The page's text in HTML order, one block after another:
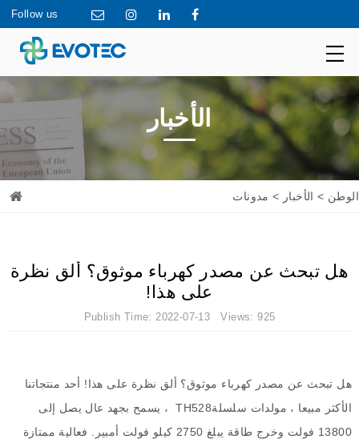
Follow us
الأخبار
الوطن > الأخبار > مدونات
هل تبحث عن مصدر كهرباء موثوق؟ ألق نظرة
على هذا!
Publish Time: 2022-07-13 Views: 925
هل تبحث عن مصدر كهرباء موثوق؟ ألق نظرة على هذا! أحد منتجاتنا
الأكثر مبيعا ، مولدات سلسلةTH528
، يسمح بجهد عال يصل إلى
13800 فولت وخرج طاقة يبلغ 2750 كيلو فولت أمبير
فعالية ممتازة